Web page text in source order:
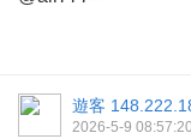
遊客
2026-5-9 08:57:20